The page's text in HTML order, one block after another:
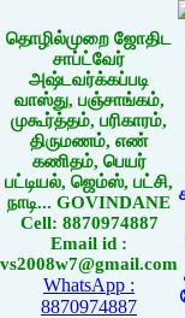
தொழில்முறை ஜோதிட
சாப்ட்வேர்
அஷ்டவர்க்கப்படி
வாஸ்து, பஞ்சாங்கம்,
முகூர்த்தம், பரிகாரம்,
திருமணம், எண்
கணிதம், பெயர்
பட்டியல், ஜெம்ஸ், பட்சி,
நாடி... GOVINDANE
Cell: 8870974887
Email id :
vs2008w7@gmail.com
WhatsApp :
8870974887